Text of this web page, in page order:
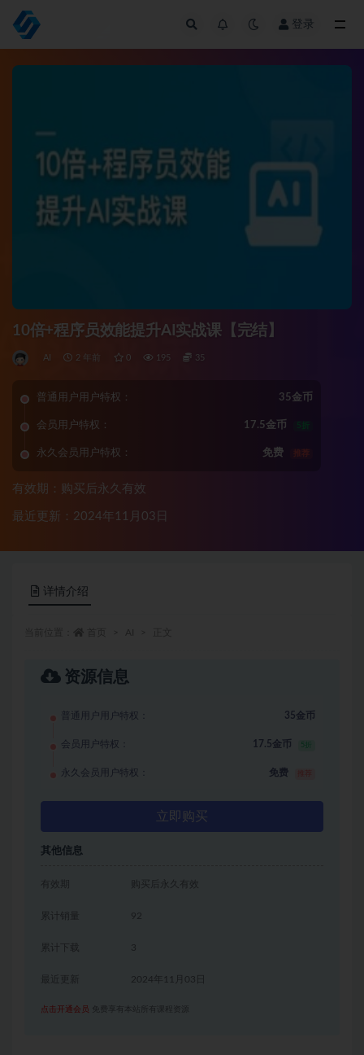
登录
10倍+程序员效能提升AI实战课【完结】
AI 2 年前 0 195 35
普通用户用户特权： 35金币
会员用户特权： 17.5金币 5折
永久会员用户特权： 免费 推荐
有效期：购买后永久有效
最近更新：2024年11月03日
详情介绍
资源信息
普通用户用户特权： 35金币
会员用户特权： 17.5金币 5折
永久会员用户特权： 免费
立即购买
其他信息
有效期 购买后永久有效
累计销量 92
累计下载 3
2024年11月03日
点击开通会员 免费享有本站所有课程资源